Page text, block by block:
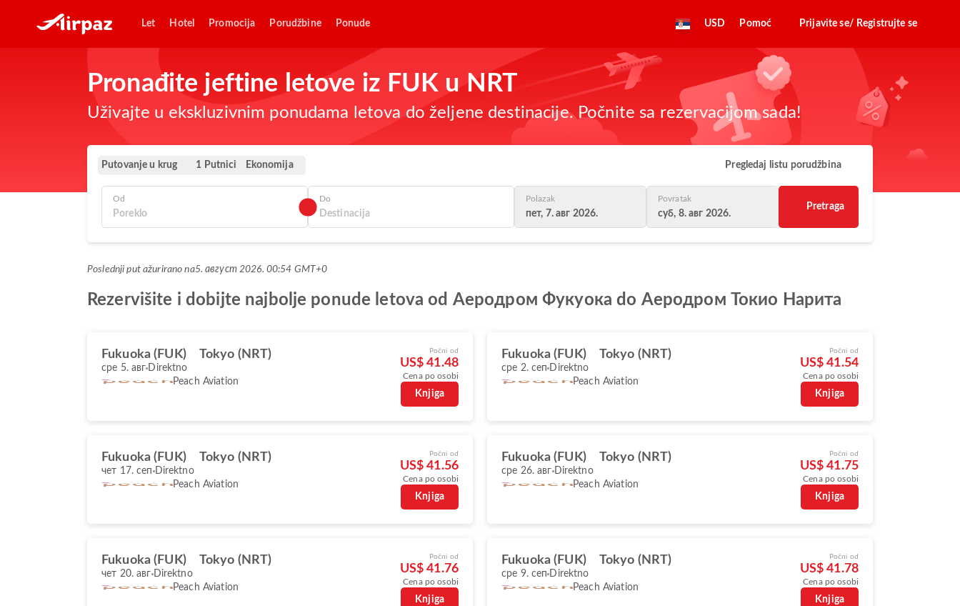
Let Hotel Promocija Porudžbine Ponude USD Pomoć Prijavite se/ Registrujte se
Pronađite jeftine letove iz FUK u NRT
Uživajte u ekskluzivnim ponudama letova do željene destinacije. Počnite sa rezervacijom sada!
Putovanje u krug 1 Putnici Ekonomija Pregledaj listu porudžbina
Od Do Polazak
пет, 7. авг 2026.
Povratak
суб, 8. авг 2026.
Pretraga
Poslednji put ažurirano na5. август 2026. 00:54 GMT+0
Rezervišite i dobijte najbolje ponude letova od Аеродром Фукуока do Аеродром Токио Нарита
Fukuoka (FUK) Tokyo (NRT)
сре 5. авг Direktno
Peach Aviation
Počni od
US$ 41.48
Cena po osobi
Knjiga
Fukuoka (FUK) Tokyo (NRT)
сре 2. сеп Direktno
Peach Aviation
Počni od
US$ 41.54
Cena po osobi
Knjiga
Fukuoka (FUK) Tokyo (NRT)
чет 17. сеп Direktno
Peach Aviation
Počni od
US$ 41.56
Cena po osobi
Knjiga
Fukuoka (FUK) Tokyo (NRT)
сре 26. авг Direktno
Peach Aviation
Počni od
US$ 41.75
Cena po osobi
Knjiga
Fukuoka (FUK) Tokyo (NRT)
чет 20. авг Direktno
Peach Aviation
Počni od
US$ 41.76
Cena po osobi
Knjiga
Fukuoka (FUK) Tokyo (NRT)
сре 9. сеп Direktno
Peach Aviation
Počni od
US$ 41.78
Cena po osobi
Knjiga